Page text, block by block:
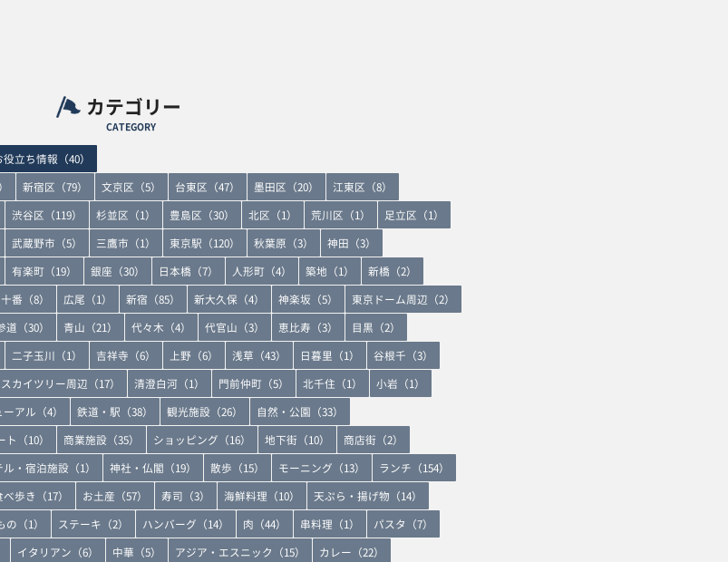
カテゴリー
CATEGORY
役立ち情報（40）
新宿区（79） 文京区（5） 台東区（47） 墨田区（20）
江東区（8）
渋谷区（119） 杉並区（1） 豊島区（30） 北区（1） 荒川区（1）
足立区（1）
武蔵野市（5） 三鷹市（1） 東京駅（120） 秋葉原（3）
神田（3）
有楽町（19） 銀座（30） 日本橋（7） 人形町（4） 築地（1）
新橋（2）
番（8） 広尾（1） 新宿（85） 新大久保（4） 神楽坂（5）
東京ドーム周辺（2）
道（30） 青山（21） 代々木（4） 代官山（3） 恵比寿（3）
目黒（2）
二子玉川（1） 吉祥寺（6） 上野（6） 浅草（43） 日暮里（1）
谷根千（3）
カイツリー周辺（17） 清澄白河（1） 門前仲町（5） 北千住（1）
小岩（1）
アル（4） 鉄道・駅（38） 観光施設（26）
自然・公園（33）
（10） 商業施設（35） ショッピング（16） 地下街（10）
商店街（2）
ル・宿泊施設（1） 神社・仏閣（19） 散歩（15） モーニング（13）
ランチ（154）
歩き（17） お土産（57） 寿司（3） 海鮮料理（10）
天ぷら・揚げ物（14）
の（1） ステーキ（2） ハンバーグ（14） 肉（44） 串料理（1）
パスタ（7）
イタリアン（6） 中華（5） アジア・エスニック（15）
カレー（22）